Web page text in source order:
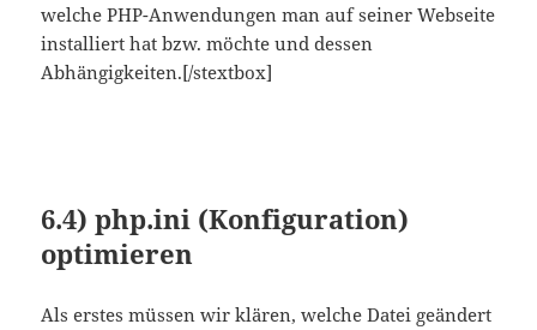
welche PHP-Anwendungen man auf seiner Webseite
installiert hat bzw. möchte und dessen
Abhängigkeiten.[/stextbox]
6.4)php.ini (Konfiguration)
optimieren
Als erstes müssen wir klären, welche Datei geändert